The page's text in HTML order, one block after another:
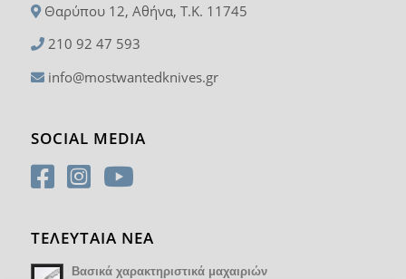
Θαρύπου 12, Αθήνα, T.K. 11745
210 92 47 593
info@mostwantedknives.gr
SOCIAL MEDIA
ΤΕΛΕΥΤΑΙΑ ΝΕΑ
Βασικά χαρακτηριστικά μαχαιριών